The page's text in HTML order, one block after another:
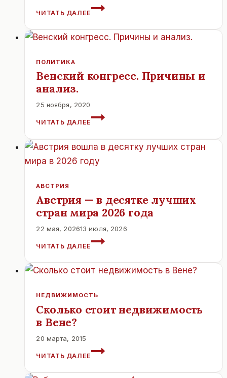
ЧИТАТЬ ДАЛЕЕ
ОТКРЫТИЕ
В
СОПРОВОЖДЕНИЕ.
ПОЛИТИКА
Венский конгресс. Причины и
анализ.
25 ноября, 2020
ЧИТАТЬ ДАЛЕЕ
ВЕНСКИЙ
И
АНАЛИЗ.
АВСТРИЯ
Австрия — в десятке лучших
стран мира 2026 года
22 мая, 202613 июля, 2026
ЧИТАТЬ ДАЛЕЕ
АВСТРИЯ
ДЕСЯТКЕ
СТРАН
2026
НЕДВИЖИМОСТЬ
Сколько стоит недвижимость
в Вене?
20 марта, 2015
ЧИТАТЬ ДАЛЕЕ
СКОЛЬКО